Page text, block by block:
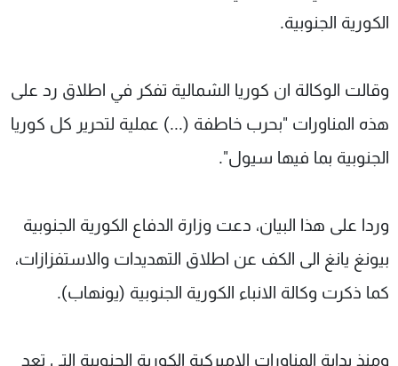
الكورية الجنوبية.
وقالت الوكالة ان كوريا الشمالية تفكر في اطلاق رد على
هذه المناورات "بحرب خاطفة (...) عملية لتحرير كل كوريا
الجنوبية بما فيها سيول".
وردا على هذا البيان، دعت وزارة الدفاع الكورية الجنوبية
بيونغ يانغ الى الكف عن اطلاق التهديدات والاستفزازات،
كما ذكرت وكالة الانباء الكورية الجنوبية (يونهاب).
ومنذ بداية المناورات الاميركية الكورية الجنوبية التي تعد